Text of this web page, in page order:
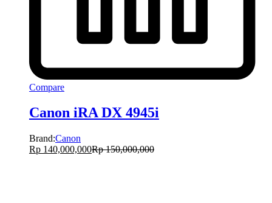
Compare
Canon iRA DX 4945i
Brand:Canon
Rp 140,000,000Rp150,000,000